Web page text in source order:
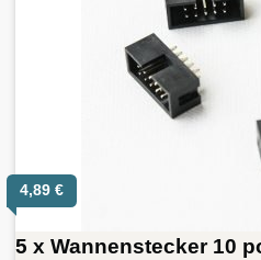
4,89 €
5 x Wannenstecker 10